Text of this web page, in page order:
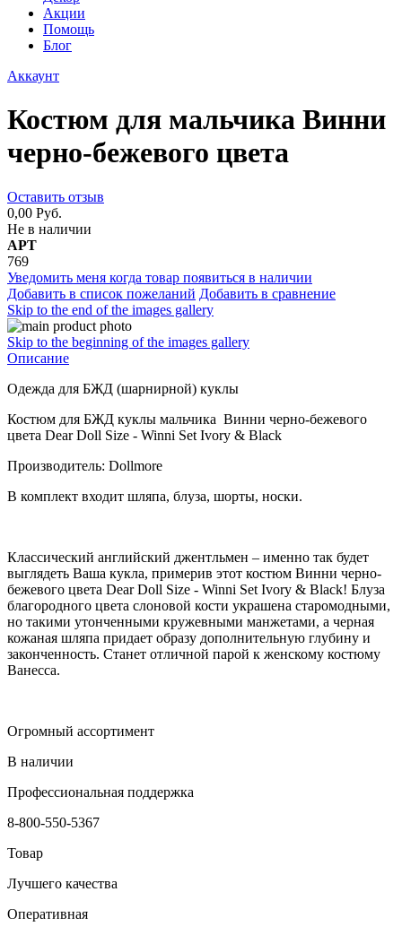
Акции
Помощь
Блог
Аккаунт
Костюм для мальчика Винни
черно-бежевого цвета
Оставить отзыв
0,00 Руб.
Не в наличии
АРТ
769
Уведомить меня когда товар появиться в наличии
Добавить в список пожеланий Добавить в сравнение
Skip to the end of the images gallery
Skip to the beginning of the images gallery
Описание
Одежда для БЖД (шарнирной) куклы
Костюм для БЖД куклы мальчика Винни черно-бежевого
цвета Dear Doll Size - Winni Set Ivory & Black
Производитель: Dollmore
В комплект входит шляпа, блуза, шорты, носки.
Классический английский джентльмен – именно так будет
выглядеть Ваша кукла, примерив этот костюм Винни черно-
бежевого цвета Dear Doll Size - Winni Set Ivory & Black! Блуза
благородного цвета слоновой кости украшена старомодными,
но такими утонченными кружевными манжетами, а черная
кожаная шляпа придает образу дополнительную глубину и
законченность. Станет отличной парой к женскому костюму
Ванесса.
Огромный ассортимент
В наличии
Профессиональная поддержка
8-800-550-5367
Товар
Лучшего качества
Оперативная